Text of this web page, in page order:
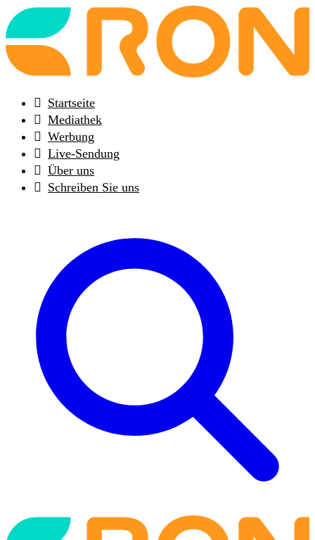
Back
to
frontpage
Startseite
Mediathek
Werbung
Live-Sendung
Über uns
Schreiben Sie uns
Back
to